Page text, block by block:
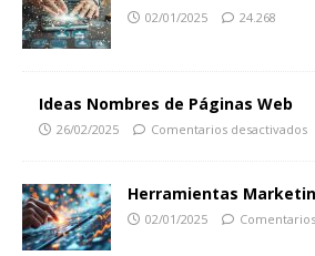
02/01/2025 24.268
Ideas Nombres de Páginas Web
26/02/2025 Comentarios desactivados
Herramientas
02/01/2025